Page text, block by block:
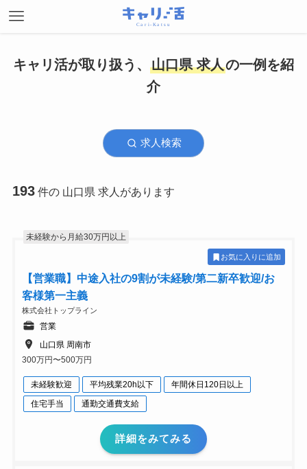
キャリ活が取り扱う、 山口県 求人の一例を紹
介
求人検索
193件の 山口県 求人があります
未経験から月給30万円以上
お気に入りに追加
【営業職】中途入社の9割が未経験/第二新卒歓迎/お
客様第一主義
株式会社トップライン
営業
山口県 周南市
300万円〜500万円
未経験歓迎 平均残業20h以下
年間休日120日以上
住宅手当
通勤交通費支給
詳細をみてみる